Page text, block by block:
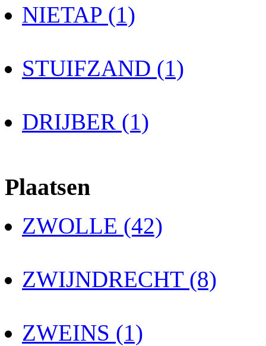
NIETAP (1)
STUIFZAND (1)
DRIJBER (1)
Plaatsen
ZWOLLE (42)
ZWIJNDRECHT (8)
ZWEINS (1)